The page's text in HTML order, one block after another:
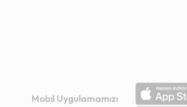
Mobil Uygulamamızı